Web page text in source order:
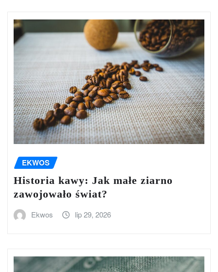
EKWOS
Historia kawy: Jak małe ziarno
zawojowało świat?
Ekwos lip 29, 2026